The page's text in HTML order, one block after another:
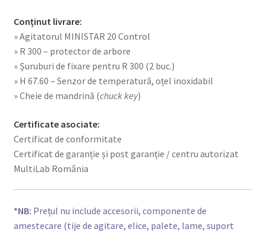
Conținut livrare:
» Agitatorul MINISTAR 20 Control
» R 300 – protector de arbore
» Șuruburi de fixare pentru R 300 (2 buc.)
» H 67.60 – Senzor de temperatură, oțel inoxidabil
» Cheie de mandrină (chuck key)
Certificate asociate:
Certificat de conformitate
Certificat de garanție și post garanție / centru autorizat
MultiLab România
*NB: Prețul nu include accesorii, componente de
amestecare (tije de agitare, elice, palete, lame, suport